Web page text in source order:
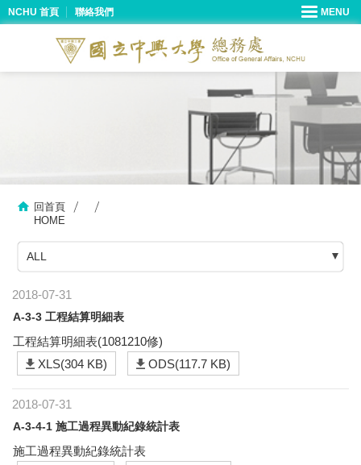
NCHU 首頁 聯絡我們
回首頁
HOME
ALL
2018-07-31
A-3-3 工程結算明細表
工程結算明細表(1081210修)
XLS(304 KB)
ODS(117.7 KB)
2018-07-31
A-3-4-1 施工過程異動紀錄統計表
施工過程異動紀錄統計表